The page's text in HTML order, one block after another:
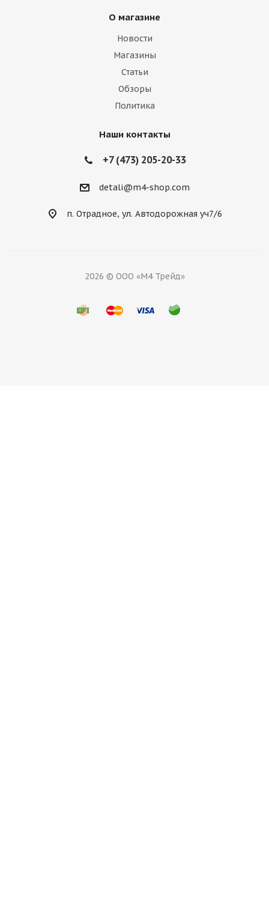
О магазине
Новости
Магазины
Статьи
Обзоры
Политика
Наши контакты
+7 (473) 205-20-33
detali@m4-shop.com
п. Отрадное, ул. Автодорожная уч7/6
2026 © ООО «М4 Трейд»